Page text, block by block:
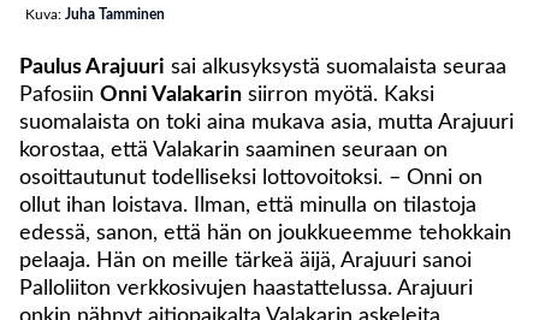
Kuva: Juha Tamminen
Paulus Arajuuri sai alkusyksystä suomalaista seuraa
Pafosiin Onni Valakarin siirron myötä. Kaksi
suomalaista on toki aina mukava asia, mutta Arajuuri
korostaa, että Valakarin saaminen seuraan on
osoittautunut todelliseksi lottovoitoksi. – Onni on
ollut ihan loistava. Ilman, että minulla on tilastoja
edessä, sanon, että hän on joukkueemme tehokkain
pelaaja. Hän on meille tärkeä äijä, Arajuuri sanoi
Palloliiton verkkosivujen haastattelussa. Arajuuri